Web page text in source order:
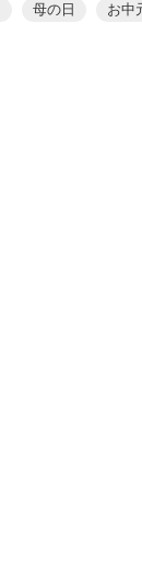
母の日 お中